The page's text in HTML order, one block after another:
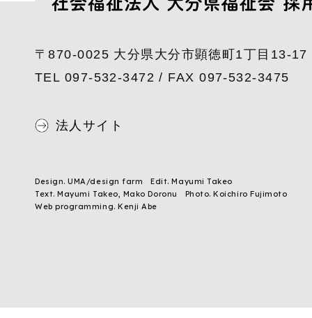
〒870-0025 大分県大分市顕徳町1丁目13-17
TEL 097-532-3472 / FAX 097-532-3475
法人サイト
Design. UMA/design farm
Edit. Mayumi Takeo
Text. Mayumi Takeo, Mako Doronu
Photo. Koichiro Fujimoto
Web programming. Kenji Abe